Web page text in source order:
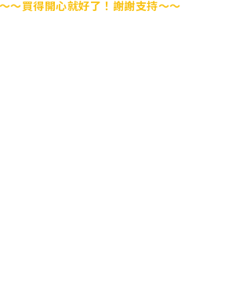
～買得開心就好了！謝謝支持～～